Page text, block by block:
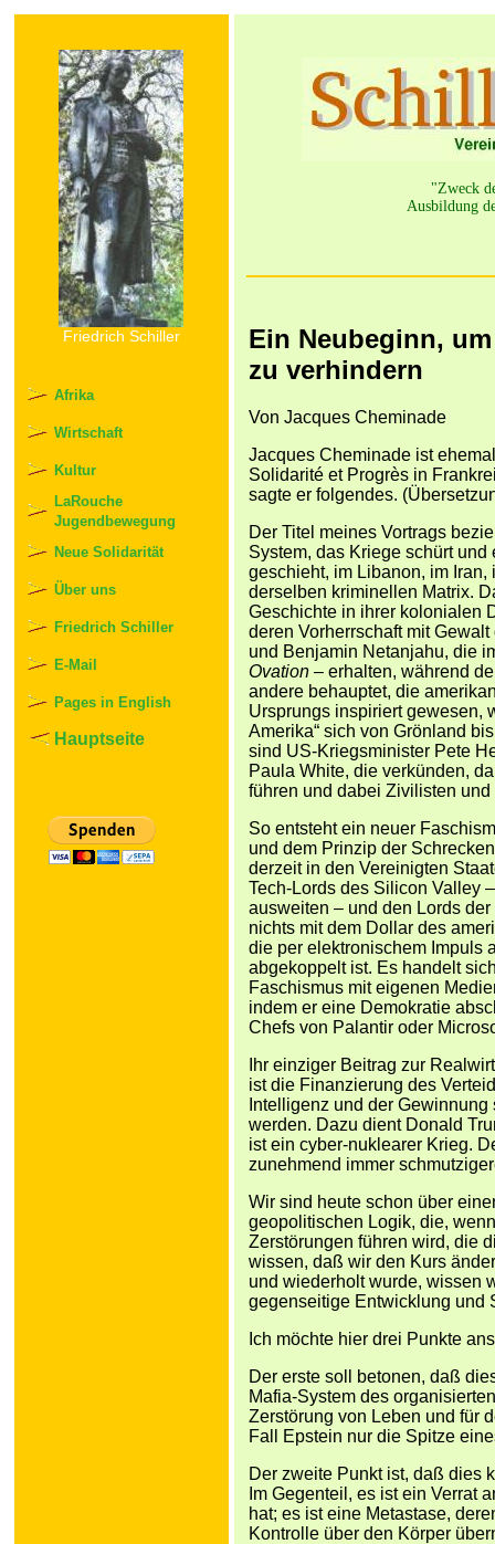
Friedrich Schiller
Afrika
Wirtschaft
Kultur
LaRouche
Jugendbewegung
Neue Solidarität
Über uns
Friedrich Schiller
E-Mail
Pages in English
Hauptseite
"Zweck
Ausbildung
Ein Neubeginn,
zu verhindern
Von Jacques Cheminade
Jacques Cheminade ist
Solidarité et Progrès in
sagte er folgendes.
Der Titel meines Vortrags
System, das Kriege schürt
geschieht, im Libanon, im
derselben kriminellen Matrix.
Geschichte in ihrer kolonialen
deren Vorherrschaft mit
und Benjamin Netanjahu, die
Ovation – erhalten, während
andere behauptet, die
Ursprungs inspiriert gewesen,
Amerika“ sich von Grönland
sind US-Kriegsminister Pete
Paula White, die verkünden,
führen und dabei Zivilisten
So entsteht ein neuer
und dem Prinzip der
derzeit in den Vereinigten
Tech-Lords des Silicon Valley
ausweiten – und den Lords
nichts mit dem Dollar des
die per elektronischem Impuls
abgekoppelt ist. Es handelt
Faschismus mit eigenen
indem er eine Demokratie
Chefs von Palantir oder
Ihr einziger Beitrag zur
ist die Finanzierung des
Intelligenz und der
werden. Dazu dient Donald
ist ein cyber-nuklearer Krieg.
zunehmend immer
Wir sind heute schon über
geopolitischen Logik, die,
Zerstörungen führen wird, die
wissen, daß wir den Kurs
und wiederholt wurde, wissen
gegenseitige Entwicklung und
Ich möchte hier drei Punkte
Der erste soll betonen, daß
Mafia-System des
Zerstörung von Leben und für
Fall Epstein nur die Spitze
Der zweite Punkt ist, daß dies
Im Gegenteil, es ist ein Verrat
hat; es ist eine Metastase,
Kontrolle über den Körper